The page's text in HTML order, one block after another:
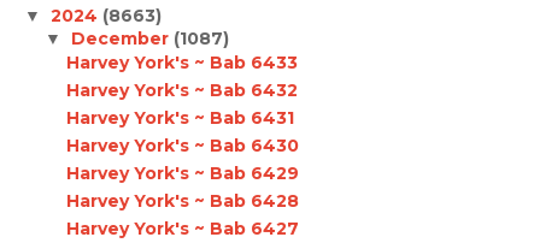
▼ 2024 (8663)
▼ December (1087)
Harvey York's ~ Bab 6433
Harvey York's ~ Bab 6432
Harvey York's ~ Bab 6431
Harvey York's ~ Bab 6430
Harvey York's ~ Bab 6429
Harvey York's ~ Bab 6428
Harvey York's ~ Bab 6427